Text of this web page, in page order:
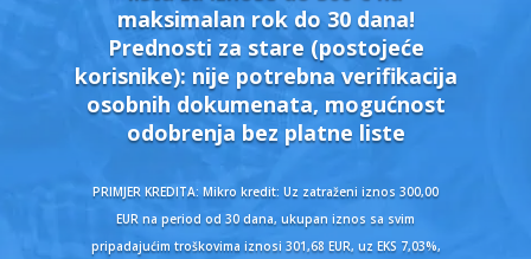
maksimalan rok do 30 dana!
Prednosti za stare (postojeće
korisnike): nije potrebna verifikacija
osobnih dokumenata, mogućnost
odobrenja bez platne liste
PRIMJER KREDITA: Mikro kredit: Uz zatraženi iznos 300,00
EUR na period od 30 dana, ukupan iznos sa svim
pripadajućim troškovima iznosi 301,68 EUR, uz EKS 7,03%,